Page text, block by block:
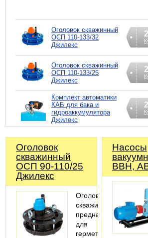
Оголовок скважинный
ОСП 110-133/32
Джилекс
Оголовок скважинный
ОСП 110-133/25
Джилекс
Комплект автоматики
КАБ для бака и
гидроаккумулятора
Джилекс
Оголовок
скважинный
ОСП 90-110/25
Джилекс
Оголовок
скважинный
предназначен
для
герметизации
Насосы
ВВН,